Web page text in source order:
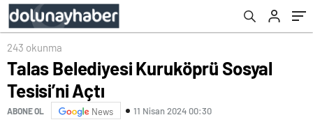
243 okunma
Talas Belediyesi Kuruköprü Sosyal
Tesisi’ni Açtı
ABONE OL News 11 Nisan 2024 00:30